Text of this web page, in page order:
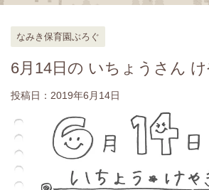
なみき保育園ぶろぐ
6月14日の いちょうさん
投稿日： 2019年6月14日